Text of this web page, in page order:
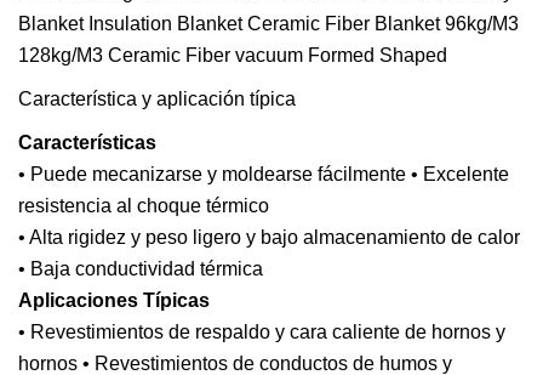
Característica y aplicación típica
Características
• Puede mecanizarse y moldearse fácilmente • Excelente
resistencia al choque térmico
• Alta rigidez y peso ligero y bajo almacenamiento de calor
• Baja conductividad térmica
Aplicaciones Típicas
• Revestimientos de respaldo y cara caliente de hornos y
hornos • Revestimientos de conductos de humos y